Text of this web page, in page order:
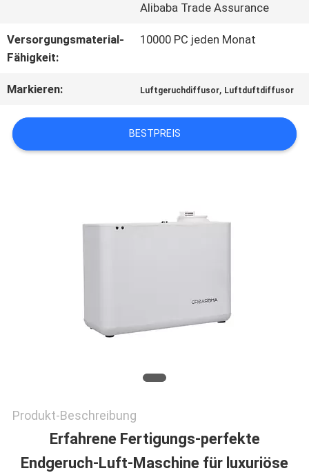
TRETEN
SIE
MIT
UNS
IN
SITEMAP
DATENSCHUTZRICHTLINIE
Alibaba Trade Assurance
Versorgungsmaterial-
Fähigkeit:
10000 PC jeden Monat
Markieren: Luftgeruchdiffusor, Luftduftdiffusor
BESTPREIS
Produkt-Beschreibung
Erfahrene Fertigungs-perfekte
Endgeruch-Luft-Maschine für luxuriöse